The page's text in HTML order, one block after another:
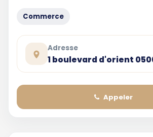
Commerce
Adresse
1 boulevard d'orient
Appeler